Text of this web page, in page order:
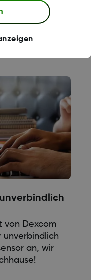
von Dexcom
unverbindlich
an, wir